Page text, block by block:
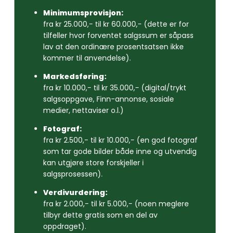
Minimumsprovisjon:
fra kr 25.000,- til kr 60.000,- (dette er for
tilfeller hvor forventet salgssum er såpass
lav at den ordinære prosentsatsen ikke
kommer til anvendelse).
Markedsføring:
fra kr 10.000,- til kr 35.000,- (digital/trykt
salgsoppgave, Finn-annonse, sosiale
medier, nettaviser o.l.)
Fotograf:
fra kr 2.500,- til kr 10.000,- (en god fotograf
som tar gode bilder både inne og utvendig
kan utgjøre store forskjeller i
salgsprosessen).
Verdivurdering:
fra kr 2.000,- til kr 5.000,- (noen meglere
tilbyr dette gratis som en del av
oppdraget).